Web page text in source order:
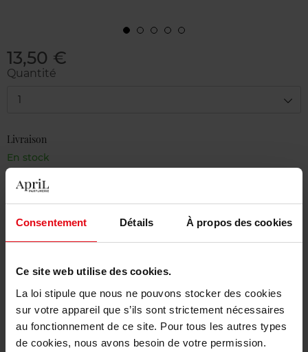
Consentement Détails À propos des cookies
Ce site web utilise des cookies.
La loi stipule que nous ne pouvons stocker des cookies
sur votre appareil que s’ils sont strictement nécessaires
au fonctionnement de ce site. Pour tous les autres types
de cookies, nous avons besoin de votre permission.
13,50 €
Quantité
1
Livraison
En stock
Livraison gratuite à partir de 50€
Retour gratuit dans votre magasin
Description